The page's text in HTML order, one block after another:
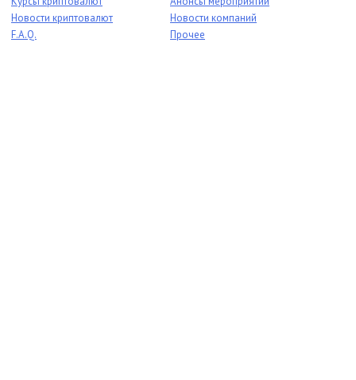
Новости криптовалют
F.A.Q.
Новости компаний
Прочее